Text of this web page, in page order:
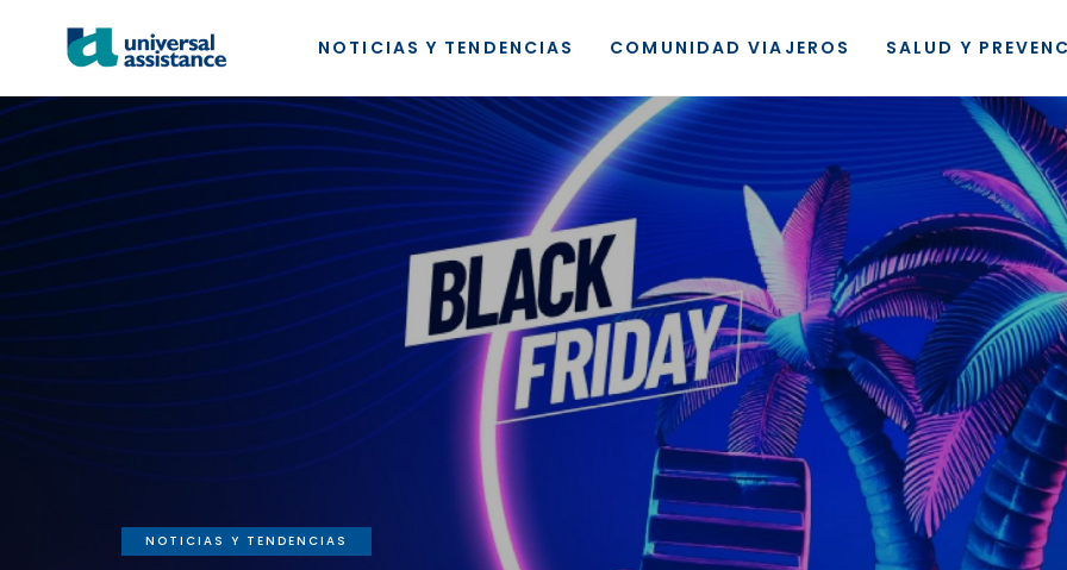
NOTICIAS Y TENDENCIAS COMUNIDAD VIAJEROS SALUD Y
NOTICIAS Y TENDENCIAS